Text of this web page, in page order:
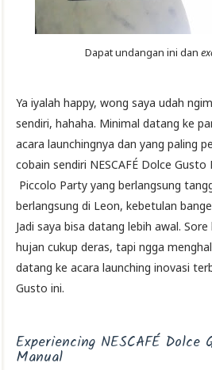
Dapat undangan ini dan
Ya iyalah happy, wong saya udah
sendiri, hahaha. Minimal datang ke
acara launchingnya dan yang paling
cobain sendiri NESCAFÉ Dolce Gusto
Piccolo Party yang berlangsung
berlangsung di Leon, kebetulan
Jadi saya bisa datang lebih awal.
hujan cukup deras, tapi ngga
datang ke acara launching inovasi
Gusto ini.
Experiencing NESCAFÉ Dolce
Manual